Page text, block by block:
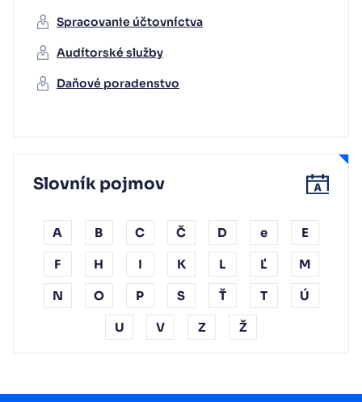
Spracovanie účtovníctva
Audítorské služby
Daňové poradenstvo
Slovník pojmov
A B C Č D e E
F H I K L Ľ M
N O P S Ť T Ú
U V Z Ž